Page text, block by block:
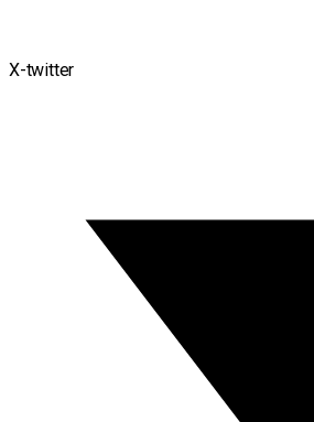
X-twitter